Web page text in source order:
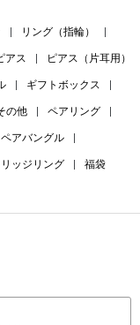
リング（指輪）
アス ピアス（片耳用）
ギフトボックス
の他 ペアリング
ペアバングル
ッジリング 福袋